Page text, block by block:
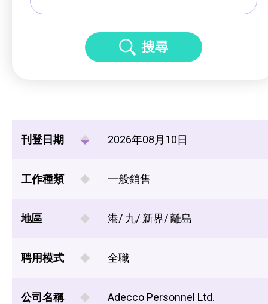
搜尋
刊登日期 2026年08月10日
工作種類 一般銷售
地區 港/ 九/ 新界/ 離島
聘用模式 全職
公司名稱 Adecco Personnel Ltd.